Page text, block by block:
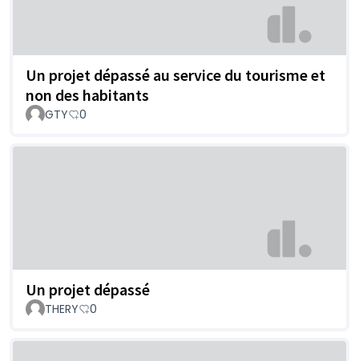
Un projet dépassé au service du tourisme et
non des habitants
GTY 0
Un projet dépassé
THERY 0